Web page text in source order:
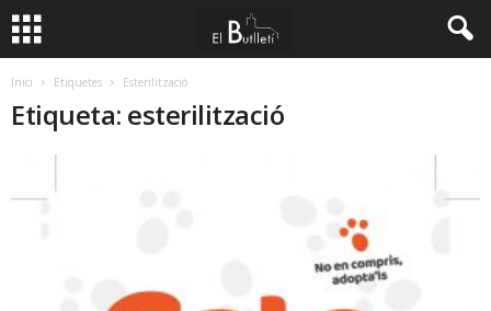
Inici Etiquetes Esterilització
Etiqueta: esterilització